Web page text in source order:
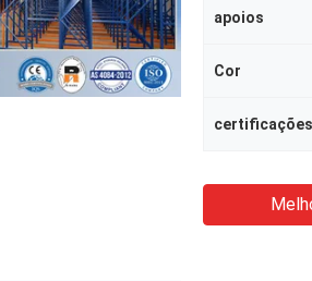
apoios
Cor
certificações